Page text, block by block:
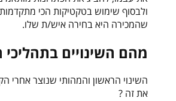
ולבסוף שימוש בטקטיקות הכי
שהמכירה היא בחירה איש/ת שלו.
מהם השינויים
השינוי הראשון והמהותי שנוצר אחרי
את זה ?